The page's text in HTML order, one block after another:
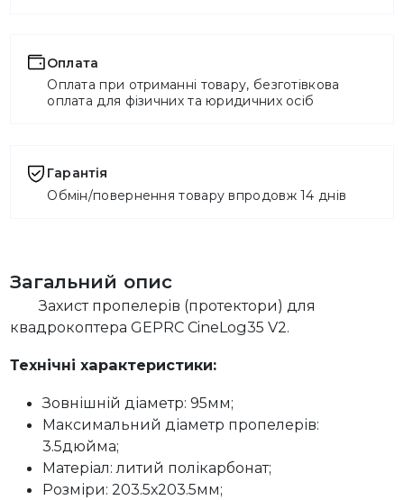
Оплата
Оплата при отриманні товару, безготівкова
оплата для фізичних та юридичних осіб
Гарантія
Обмін/повернення товару впродовж 14 днів
Загальний опис
Захист пропелерів (протектори) для
квадрокоптера GEPRC CineLog35 V2.
Технічні характеристики:
Зовнішній діаметр: 95мм;
Максимальний діаметр пропелерів:
3.5дюйма;
Матеріал: литий полікарбонат;
Розміри: 203.5х203.5мм;